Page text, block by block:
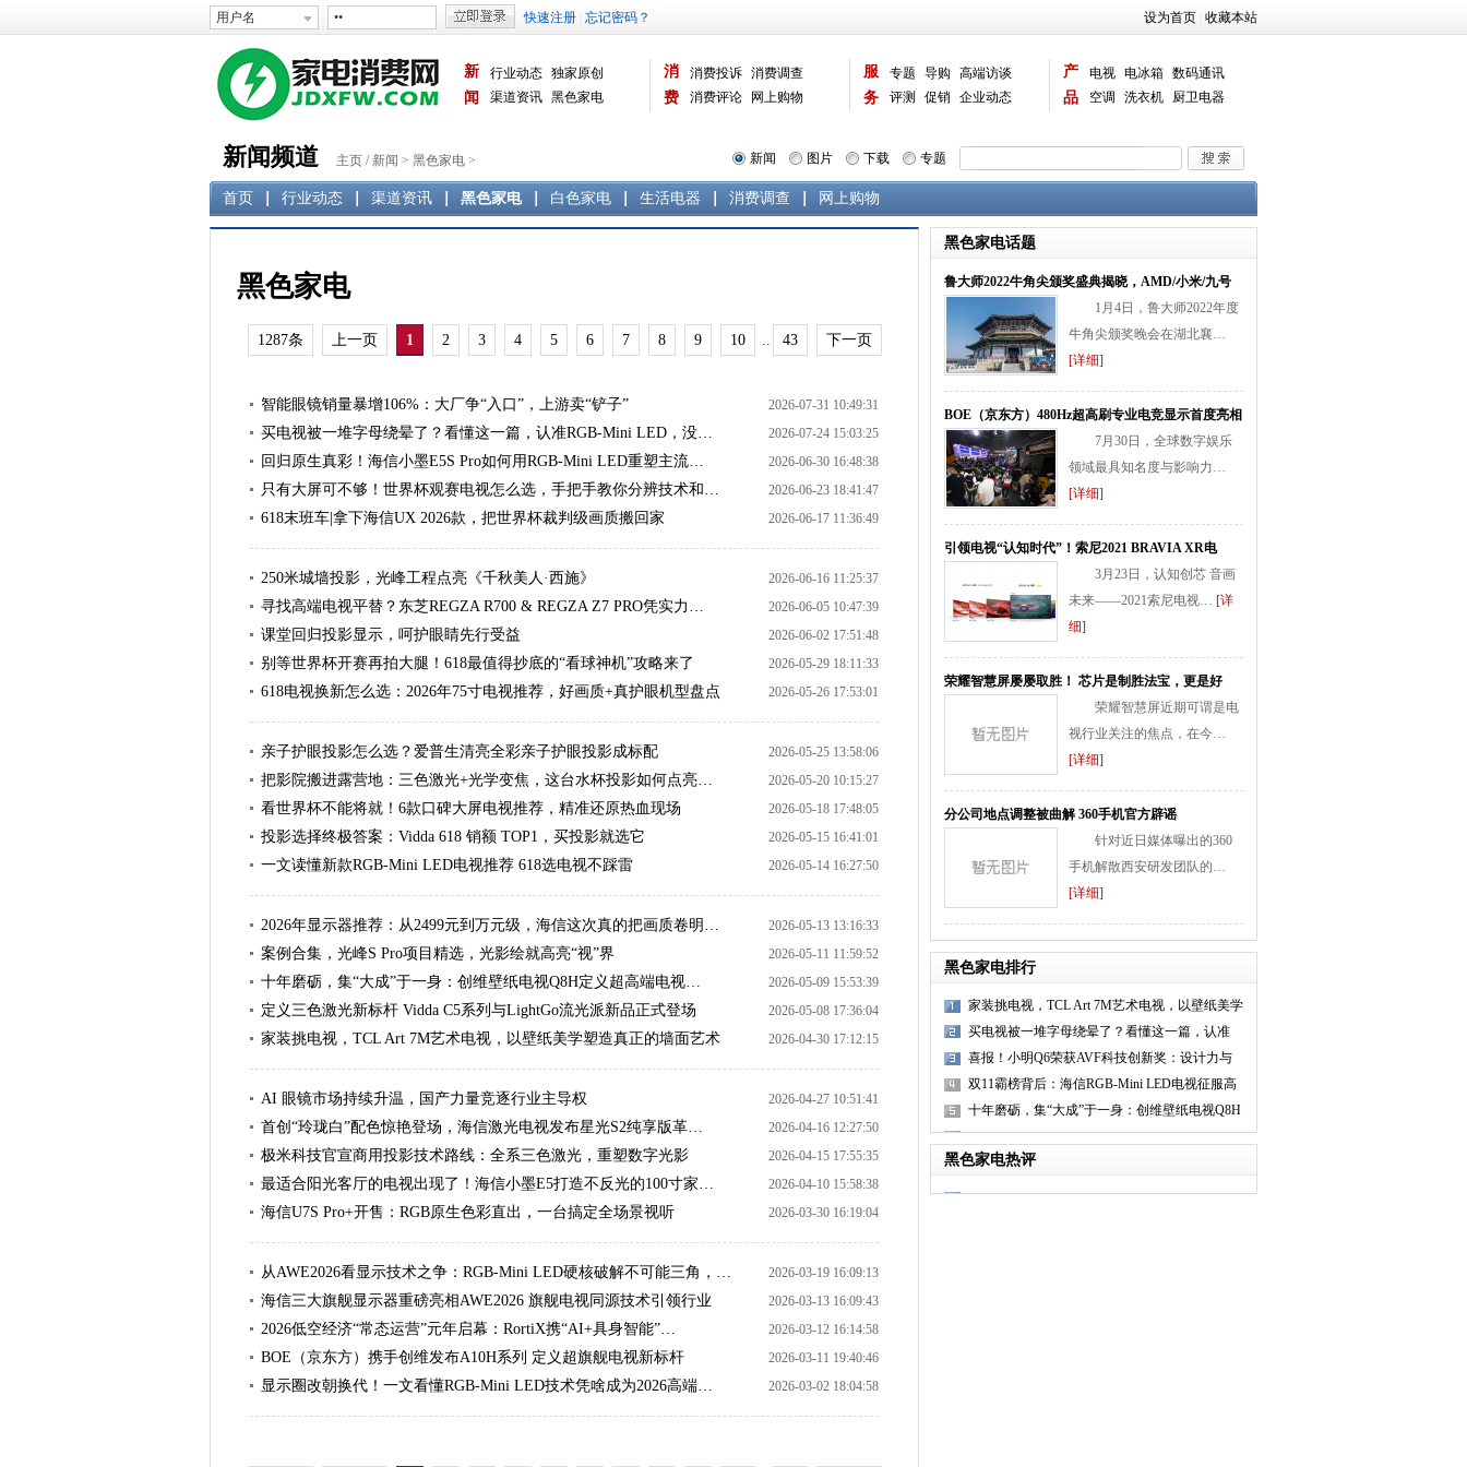
设为首页 收藏本站
新
闻
行业动态 独家原创
渠道资讯 黑色家电
消
费
消费投诉 消费调查
消费评论
网上购物
服
务
专题 导购
高端访谈
评测
促销 企业动态
产
品
电视 电冰箱 数码通讯
空调
洗衣机
厨卫电器
新闻频道 主页 / 新闻 > 黑色家电 > 新闻 图片 下载 专题
首页 行业动态 渠道资讯 黑色家电 白色家电 生活电器 消费调查 网上购物
黑色家电
1287条 上一页 1 2 3 4 5 6 7 8 9 10 .. 43 下一页
2026-07-31 10:49:31
智能眼镜销量暴增106%：大厂争“入口”，上游卖“铲子”
2026-07-24 15:03:25
买电视被一堆字母绕晕了？看懂这一篇，认准RGB-Mini LED，没…
2026-06-30 16:48:38
回归原生真彩！海信小墨E5S Pro如何用RGB-Mini LED重塑主流…
2026-06-23 18:41:47
只有大屏可不够！世界杯观赛电视怎么选，手把手教你分辨技术和…
2026-06-17 11:36:49
618末班车|拿下海信UX 2026款，把世界杯裁判级画质搬回家
2026-06-16 11:25:37
250米城墙投影，光峰工程点亮《千秋美人·西施》
2026-06-05 10:47:39
寻找高端电视平替？东芝REGZA R700 & REGZA Z7 PRO凭实力…
2026-06-02 17:51:48
课堂回归投影显示，呵护眼睛先行受益
2026-05-29 18:11:33
别等世界杯开赛再拍大腿！618最值得抄底的“看球神机”攻略来了
2026-05-26 17:53:01
618电视换新怎么选：2026年75寸电视推荐，好画质+真护眼机型盘点
2026-05-25 13:58:06
亲子护眼投影怎么选？爱普生清亮全彩亲子护眼投影成标配
2026-05-20 10:15:27
把影院搬进露营地：三色激光+光学变焦，这台水杯投影如何点亮…
2026-05-18 17:48:05
看世界杯不能将就！6款口碑大屏电视推荐，精准还原热血现场
2026-05-15 16:41:01
投影选择终极答案：Vidda 618 销额 TOP1，买投影就选它
2026-05-14 16:27:50
一文读懂新款RGB-Mini LED电视推荐 618选电视不踩雷
2026-05-13 13:16:33
2026年显示器推荐：从2499元到万元级，海信这次真的把画质卷明…
2026-05-11 11:59:52
案例合集，光峰S Pro项目精选，光影绘就高亮“视”界
2026-05-09 15:53:39
十年磨砺，集“大成”于一身：创维壁纸电视Q8H定义超高端电视…
2026-05-08 17:36:04
定义三色激光新标杆 Vidda C5系列与LightGo流光派新品正式登场
2026-04-30 17:12:15
家装挑电视，TCL Art 7M艺术电视，以壁纸美学塑造真正的墙面艺术
2026-04-27 10:51:41
AI 眼镜市场持续升温，国产力量竞逐行业主导权
2026-04-16 12:27:50
首创“玲珑白”配色惊艳登场，海信激光电视发布星光S2纯享版革…
2026-04-15 17:55:35
极米科技官宣商用投影技术路线：全系三色激光，重塑数字光影
2026-04-10 15:58:38
最适合阳光客厅的电视出现了！海信小墨E5打造不反光的100寸家…
2026-03-30 16:19:04
海信U7S Pro+开售：RGB原生色彩直出，一台搞定全场景视听
2026-03-19 16:09:13
从AWE2026看显示技术之争：RGB-Mini LED硬核破解不可能三角，…
2026-03-13 16:09:43
海信三大旗舰显示器重磅亮相AWE2026 旗舰电视同源技术引领行业
2026-03-12 16:14:58
2026低空经济“常态运营”元年启幕：RortiX携“AI+具身智能”…
2026-03-11 19:40:46
BOE（京东方）携手创维发布A10H系列 定义超旗舰电视新标杆
2026-03-02 18:04:58
显示圈改朝换代！一文看懂RGB-Mini LED技术凭啥成为2026高端…
黑色家电话题
鲁大师2022牛角尖颁奖盛典揭晓，AMD/小米/九号
1月4日，鲁大师2022年度
牛角尖颁奖晚会在湖北襄…
[详细]
BOE（京东方）480Hz超高刷专业电竞显示首度亮相
7月30日，全球数字娱乐
领域最具知名度与影响力…
[详细]
引领电视“认知时代”！索尼2021 BRAVIA XR电
3月23日，认知创芯 音画
未来——2021索尼电视… [详
细]
荣耀智慧屏屡屡取胜！ 芯片是制胜法宝，更是好
荣耀智慧屏近期可谓是电
视行业关注的焦点，在今…
[详细]
分公司地点调整被曲解 360手机官方辟谣
针对近日媒体曝出的360
手机解散西安研发团队的…
[详细]
黑色家电排行
家装挑电视，TCL Art 7M艺术电视，以壁纸美学
塑造真正的墙
买电视被一堆字母绕晕了？看懂这一篇，认准
RGB-Mini LED，
喜报！小明Q6荣获AVF科技创新奖：设计力与
科技力并驾齐驱
双11霸榜背后：海信RGB-Mini LED电视征服高
端用户的真相
十年磨砺，集“大成”于一身：创维壁纸电视Q8H
定义超高端电
黑色家电热评